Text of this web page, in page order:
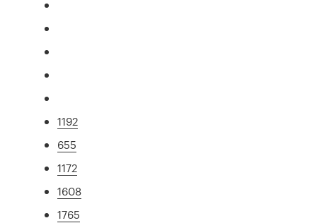
1192
655
1172
1608
1765